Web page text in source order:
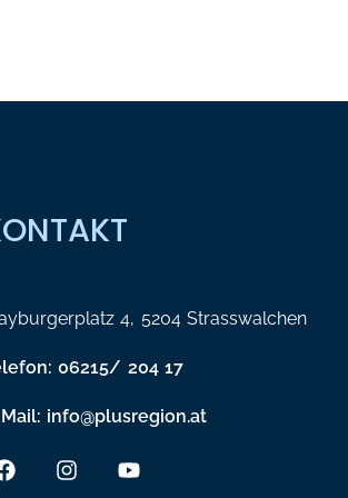
4, 5204 Strasswalchen
06215/ 204 17
info@plusregion.at